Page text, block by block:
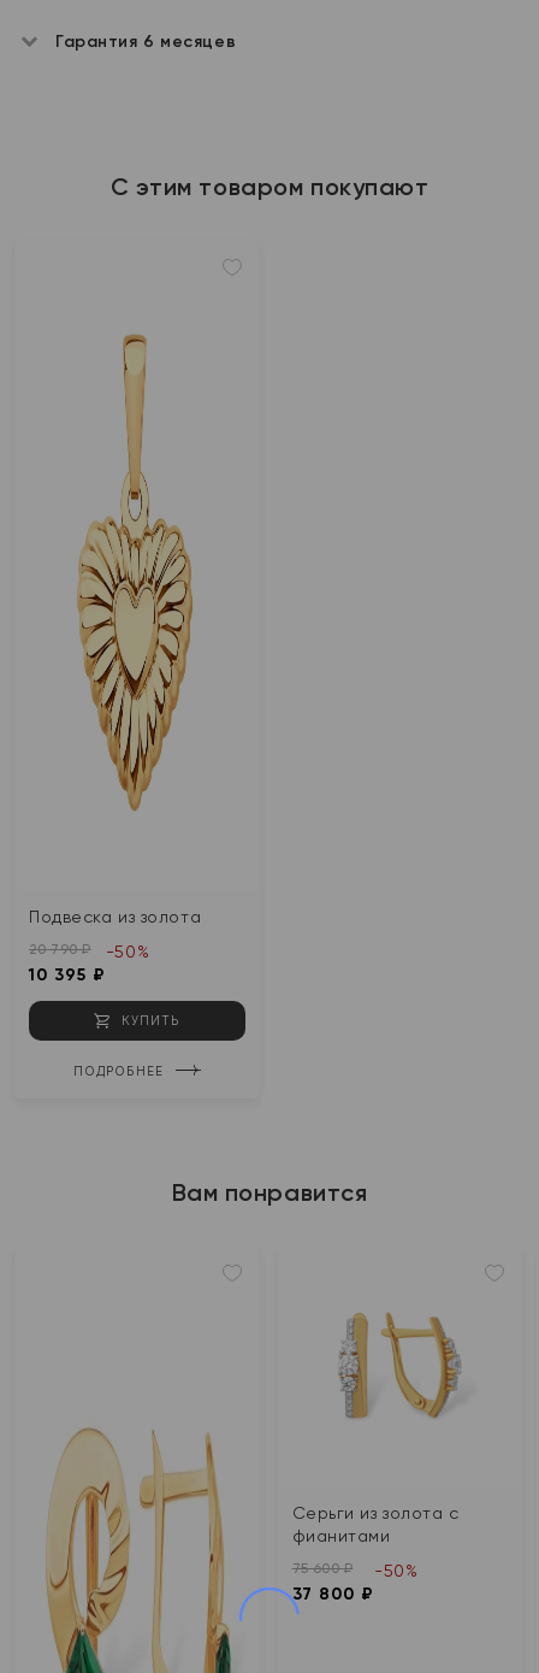
Гарантия 6 месяцев
С этим товаром покупают
Подвеска из золота
20 790 ₽
10 395 ₽
-50%
КУПИТЬ
ПОДРОБНЕЕ
Вам понравится
Серьги из золота с
фианитами
75 600 ₽
37 800 ₽
-50%